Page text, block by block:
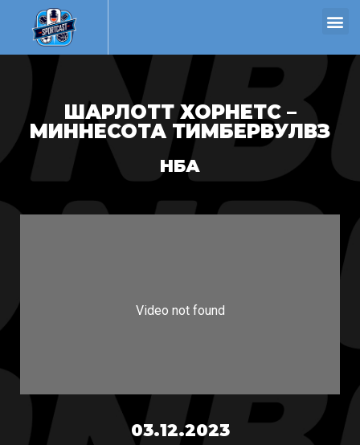
ШАРЛОТТ ХОРНЕТС –
МИННЕСОТА ТИМБЕРВУЛВЗ
НБА
03.12.2023